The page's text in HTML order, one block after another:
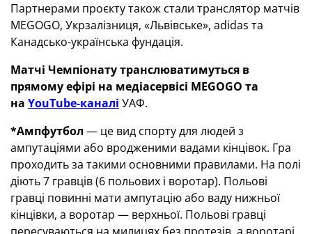
Партнерами проєкту також стали транслятор матчів
MEGOGO, Укрзалізниця, «Львівське», adidas та
Канадсько-українська фундація.
Матчі Чемпіонату транслюватимуться в
прямому ефірі на медіасервісі MEGOGO та
на YouTube-каналі УАФ.
*Ампфутбол — це вид спорту для людей з
ампутаціями або вродженими вадами кінцівок. Гра
проходить за такими основними правилами. На полі
діють 7 гравців (6 польових і воротар). Польові
гравці повинні мати ампутацію або ваду нижньої
кінцівки, а воротар — верхньої. Польові гравці